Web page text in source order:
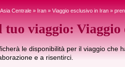
Asia Centrale» Iran» Viaggio esclusivo in Iran»
tuo viaggio:
le disponibilità per il viaggio che
e a risentirci.